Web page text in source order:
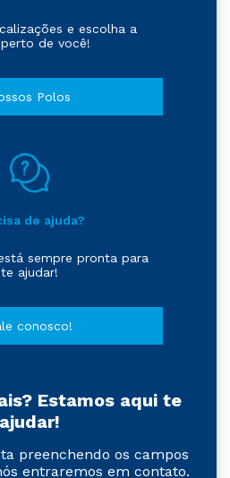
e escolha a
de você!
Polos
de ajuda?
sempre pronta para
te ajudar!
conosco!
Estamos aqui te
ajudar!
preenchendo os campos
entraremos em contato.